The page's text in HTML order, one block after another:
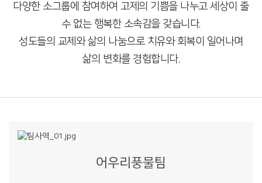
다양한 소그룹에 참여하여 고제의 기쁨을 나누고 세상이 줄
수 없는 행복한 소속감을 갖습니다.
성도들의 교제와 삶의 나눔으로 치유와 회복이 일어나며
삶의 변화를 경험합니다.
어우리풍물팀